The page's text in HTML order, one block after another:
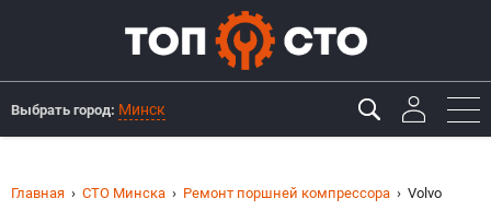
Выбрать город: Минск
Главная СТО Минска Ремонт поршней компрессора Volvo